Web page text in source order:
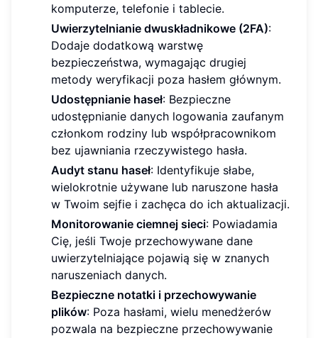
komputerze, telefonie i tablecie.
Uwierzytelnianie dwuskładnikowe (2FA):
Dodaje dodatkową warstwę
bezpieczeństwa, wymagając drugiej
metody weryfikacji poza hasłem głównym.
Udostępnianie haseł: Bezpieczne
udostępnianie danych logowania zaufanym
członkom rodziny lub współpracownikom
bez ujawniania rzeczywistego hasła.
Audyt stanu haseł: Identyfikuje słabe,
wielokrotnie używane lub naruszone hasła
w Twoim sejfie i zachęca do ich aktualizacji.
Monitorowanie ciemnej sieci: Powiadamia
Cię, jeśli Twoje przechowywane dane
uwierzytelniające pojawią się w znanych
naruszeniach danych.
Bezpieczne notatki i przechowywanie
plików: Poza hasłami, wielu menedżerów
pozwala na bezpieczne przechowywanie